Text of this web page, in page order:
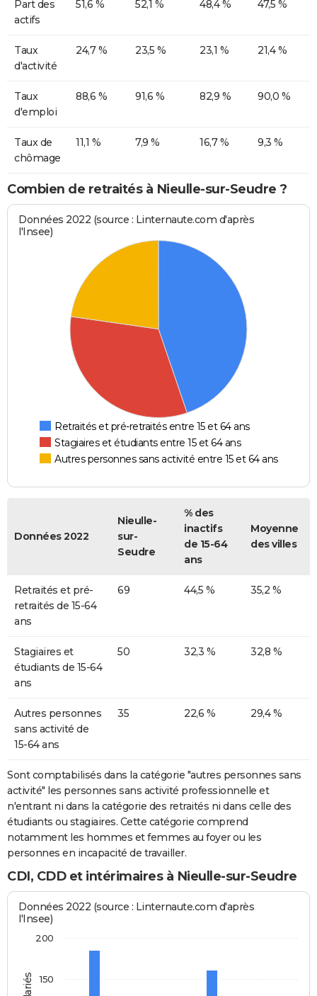
Part des
actifs
51,6 % 52,1 % 48,4 % 47,5 %
Taux
d'activité
24,7 % 23,5 % 23,1 % 21,4 %
Taux
d'emploi
88,6 % 91,6 % 82,9 % 90,0 %
Taux de
chômage
11,1 % 7,9 % 16,7 % 9,3 %
Combien de retraités à Nieulle-sur-Seudre ?
Données 2022 (source : Linternaute.com d'après
l'Insee)
Retraités et pré-retraités entre 15 et 64 ans
Stagiaires et étudiants entre 15 et 64 ans
Autres personnes sans activité entre 15 et 64 ans
Données 2022
Nieulle-
sur-
Seudre
% des
inactifs
de 15-64
ans
Moyenne
des villes
Retraités et pré-
retraités de 15-64
ans
69 44,5 % 35,2 %
Stagiaires et
étudiants de 15-64
ans
50 32,3 % 32,8 %
Autres personnes
sans activité de
15-64 ans
35 22,6 % 29,4 %
Sont comptabilisés dans la catégorie "autres personnes sans
activité" les personnes sans activité professionnelle et
n'entrant ni dans la catégorie des retraités ni dans celle des
étudiants ou stagiaires. Cette catégorie comprend
notamment les hommes et femmes au foyer ou les
personnes en incapacité de travailler.
CDI, CDD et intérimaires à Nieulle-sur-Seudre
Données 2022 (source : Linternaute.com d'après
l'Insee)
150
200